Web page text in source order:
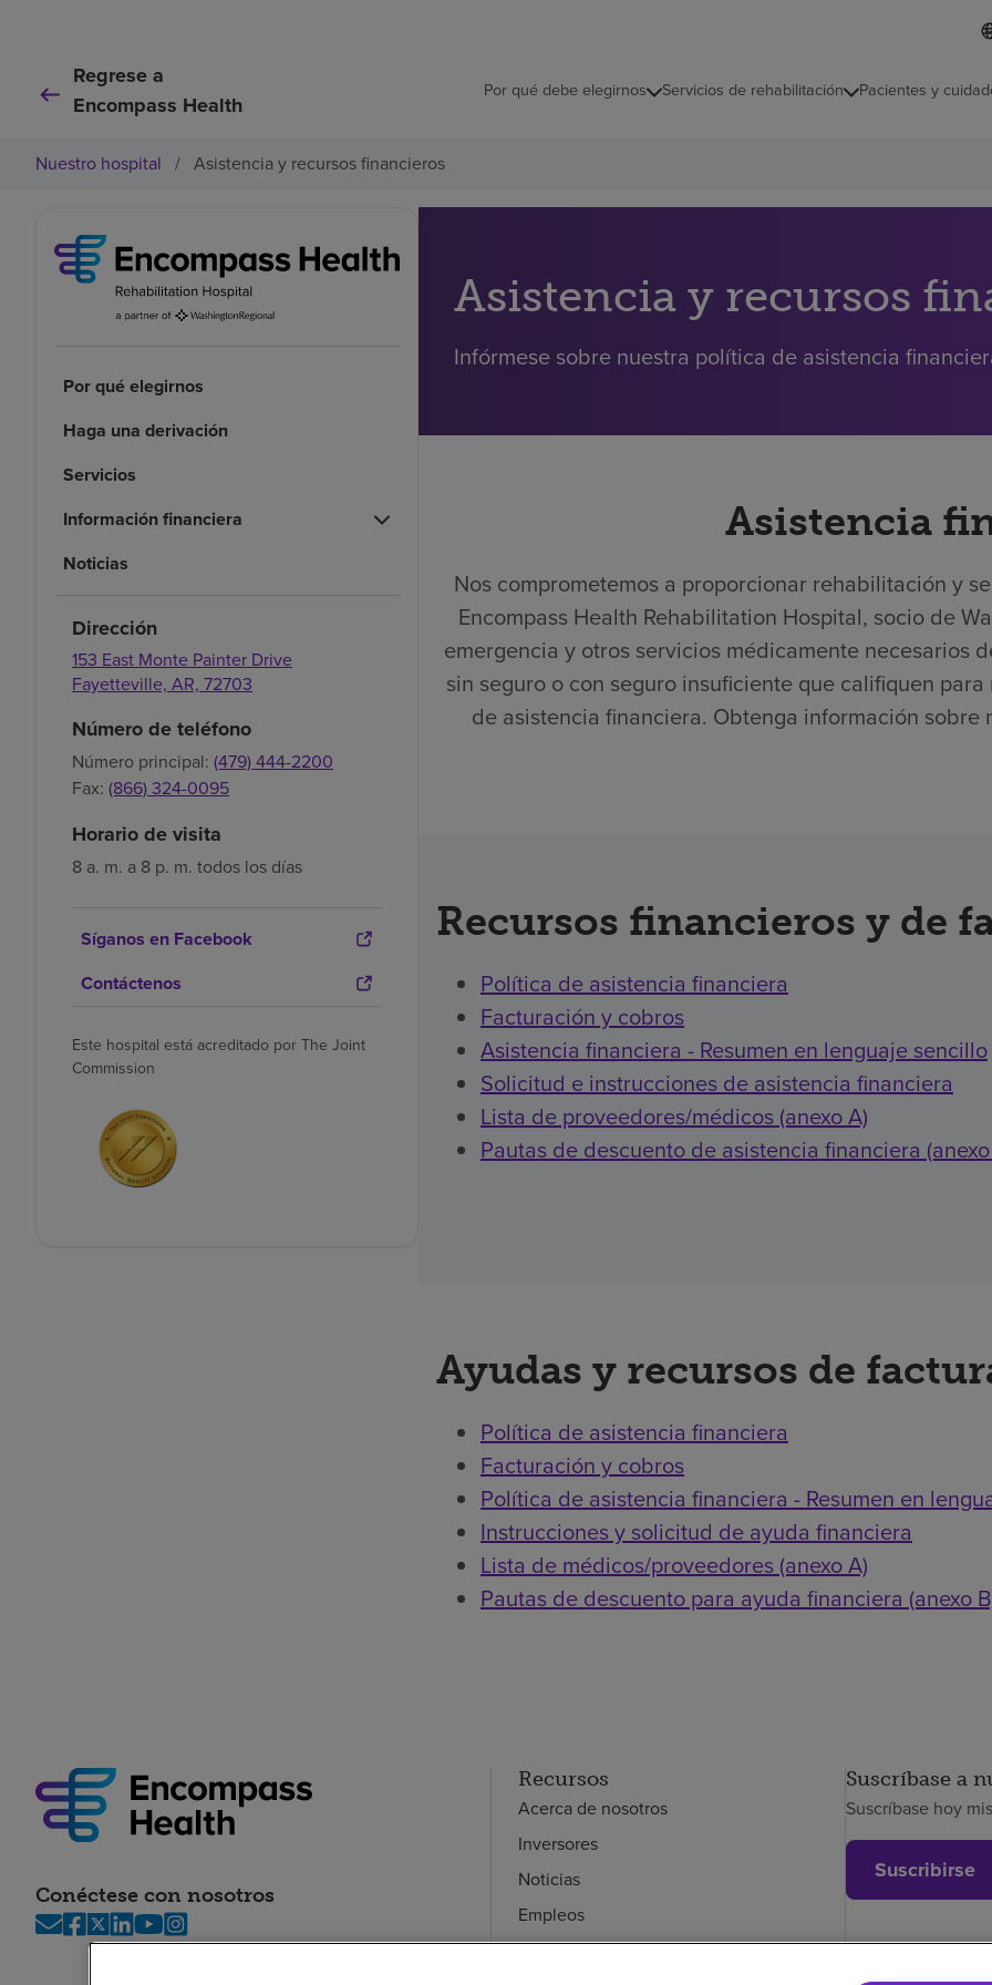
d
o
e
o
n
d
Regrese a
Encompass Health
Por qué debe elegirnos Servicios de rehabilitación Pacientes y
Nuestro hospital / Asistencia y recursos financieros
Por qué elegirnos
Haga una derivación
Servicios
Información financiera
Noticias
Dirección
153 East Monte Painter Drive
Fayetteville, AR, 72703
Número de teléfono
Número principal: (479) 444-2200
Fax: (866) 324-0095
Horario de visita
8 a. m. a 8 p. m. todos los días
Síganos en Facebook
Contáctenos
Este hospital está acreditado por The Joint
Commission
Asistencia y recursos
Infórmese sobre nuestra política de asistencia
Asistencia
Nos comprometemos a proporcionar rehabilitación y
Encompass Health Rehabilitation Hospital, socio de
emergencia y otros servicios médicamente necesarios
sin seguro o con seguro insuficiente que califiquen
de asistencia financiera. Obtenga información
Recursos financieros y de
Política de asistencia financiera
Facturación y cobros
Asistencia financiera - Resumen en lenguaje sencillo
Solicitud e instrucciones de asistencia financiera
Lista de proveedores/médicos (anexo A)
Pautas de descuento de asistencia financiera
Ayudas y recursos de
Política de asistencia financiera
Facturación y cobros
Política de asistencia financiera - Resumen en
Instrucciones y solicitud de ayuda financiera
Lista de médicos/proveedores (anexo A)
Pautas de descuento para ayuda financiera (anexo
Conéctese con nosotros
Recursos
Acerca de nosotros
Inversores
Noticias
Empleos
Empleados
Suscríbase a
Suscríbase hoy
Suscribirse